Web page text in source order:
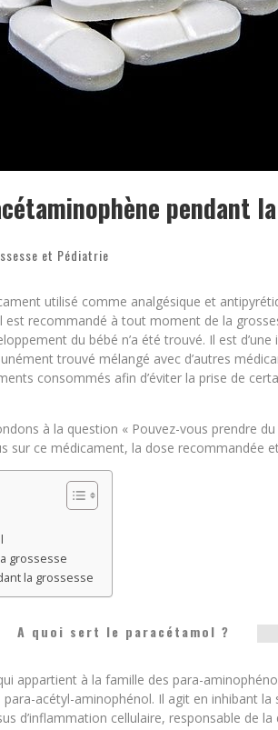
pendant
et Pédiatrie
utilisé comme analgésique et
est recommandé à tout moment de la
du bébé n’a été trouvé. Il est
trouvé mélangé avec d’autres
consommés afin d’éviter la prise de
à la question « Pouvez-vous prendre
sur ce médicament, la dose recommandée
grossesse
la grossesse
A quoi sert le paracétamol ?
appartient à la famille des para-
acétyl-aminophénol. Il agit en inhibant la
d’inflammation cellulaire, responsable de